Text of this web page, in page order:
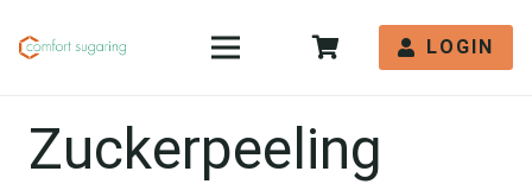
LOGIN
Zuckerpeeling